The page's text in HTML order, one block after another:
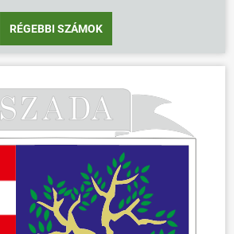
RÉGEBBI SZÁMOK